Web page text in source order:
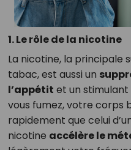
1. Le rôle de la nicotine
La nicotine, la principale
tabac, est aussi un
l’appétit et un stimulant
vous fumez, votre corps
rapidement que celui
nicotine accélère le